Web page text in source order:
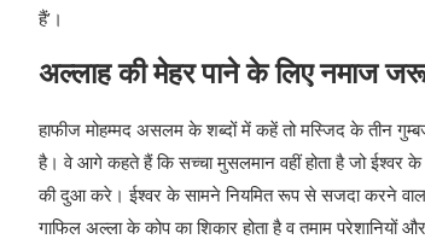
हैं’।
अल्‍लाह की मेहर पाने के लिए नमाज
हाफीज मोहम्‍मद असलम के शब्‍दों में कहें तो मस्जिद के तीन
है। वे आगे कहते हैं कि सच्‍चा मुसलमान वहीं होता है जो
की दुआ करे। ईश्‍वर के सामने नियमित रूप से सजदा करने
गाफिल अल्‍ला के कोप का शिकार होता है व तमाम परेशानियों